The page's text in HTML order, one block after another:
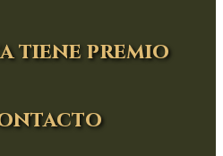
tiene premio